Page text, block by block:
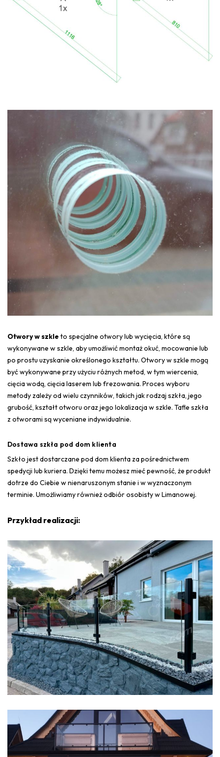
Otwory w szkle to specjalne otwory lub wycięcia, które są
wykonywane w szkle, aby umożliwić montaż okuć, mocowanie lub
po prostu uzyskanie określonego kształtu. Otwory w szkle mogą
być wykonywane przy użyciu różnych metod, w tym wiercenia,
cięcia wodą, cięcia laserem lub frezowania. Proces wyboru
metody zależy od wielu czynników, takich jak rodzaj szkła, jego
grubość, kształt otworu oraz jego lokalizacja w szkle. Tafle szkła
z otworami są wyceniane indywidualnie.
Dostawa szkła pod dom klienta
Szkło jest dostarczane pod dom klienta za pośrednictwem
spedycji lub kuriera. Dzięki temu możesz mieć pewność, że produkt
dotrze do Ciebie w nienaruszonym stanie i w wyznaczonym
terminie. Umożliwiamy również odbiór osobisty w Limanowej.
Przykład realizacji: